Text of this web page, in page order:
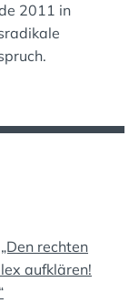
2011 in
rechten
aufklären!